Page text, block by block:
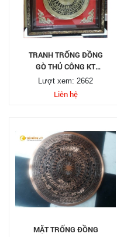
TRANH TRỐNG ĐỒNG
GÒ THỦ CÔNG KT
120X120
Lượt xem: 2662
Liên hệ
MẶT TRỐNG ĐỒNG